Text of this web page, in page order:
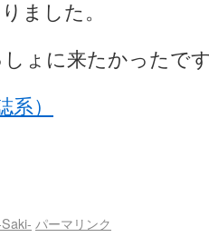
ました。
ょに来たかったで
）
パーマリンク